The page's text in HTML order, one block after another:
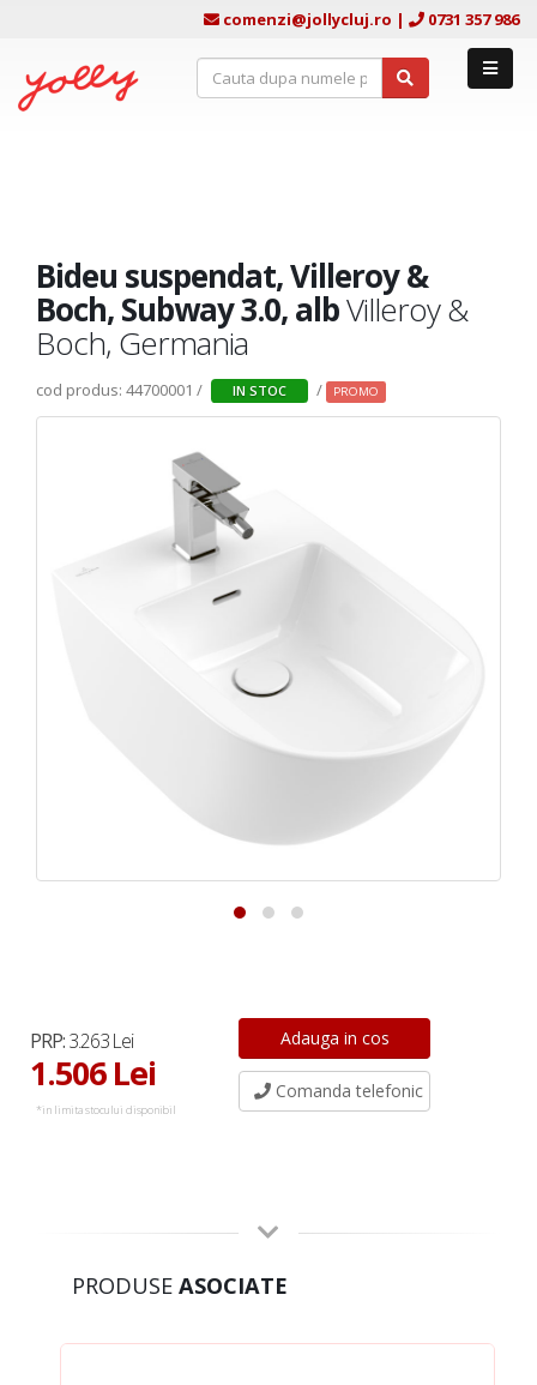
comenzi@jollycluj.ro | 0731 357 986
Bideu suspendat, Villeroy &
Boch, Subway 3.0, albVilleroy &
Boch, Germania
cod produs: 44700001 / IN STOC / PROMO
PRP:3.263 Lei
1.506 Lei
*in limita stocului disponibil
Comanda telefonic
PRODUSE ASOCIATE